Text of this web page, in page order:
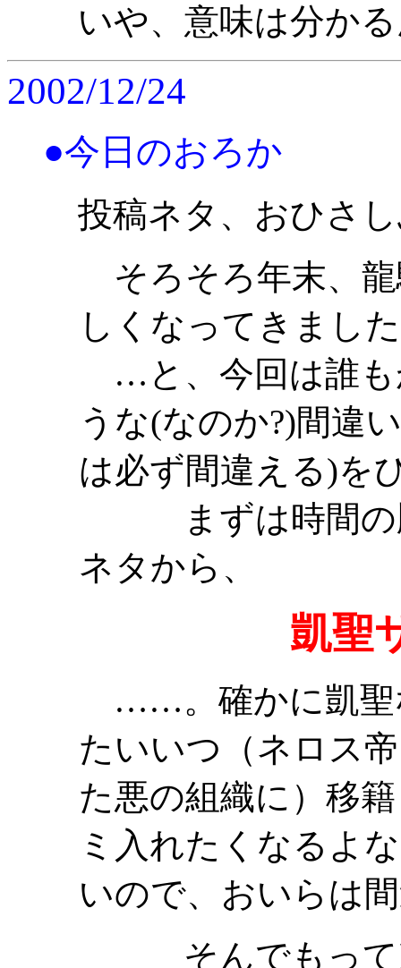
いや、意味は分か
2002/12/24
●今日のおろか
投稿ネタ、おひさ
そろそろ年末、
しくなってきまし
…と、今回は誰も
うな(なのか?)間違
は必ず間違える)を
まずは時間の順
ネタから、
凱聖
……。確かに凱聖
たいいつ（ネロス
た悪の組織に）移
ミ入れたくなるよ
いので、おいらは
そんでもって